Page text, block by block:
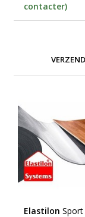
contacter)
Elastilon